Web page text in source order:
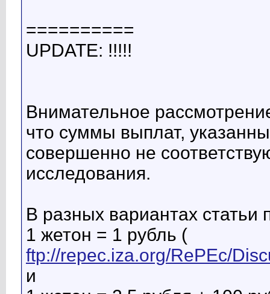
==========
UPDATE: !!!!!
Внимательное
что суммы выплат,
совершенно не
исследования.
В разных вариантах
1 жетон = 1 рубль (
ftp://repec.iza.org/RePEc/
и